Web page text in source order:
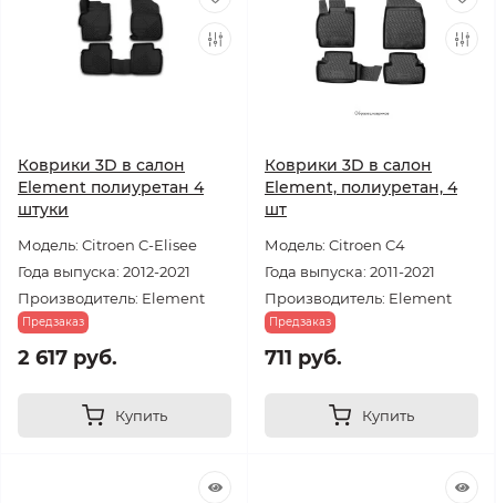
Коврики 3D в салон
Element полиуретан 4
штуки
Модель: Citroen C-Elisee
Года выпуска: 2012-2021
Производитель: Element
Предзаказ
2 617 руб.
Купить
Коврики 3D в салон
Element, полиуретан, 4
шт
Модель: Citroen C4
Года выпуска: 2011-2021
Производитель: Element
Предзаказ
711 руб.
Купить